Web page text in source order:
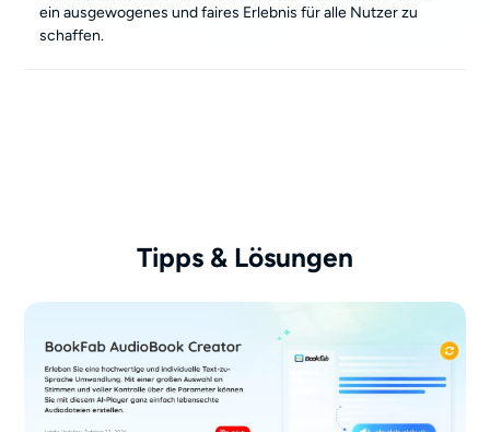
ein ausgewogenes und faires Erlebnis für alle Nutzer zu
schaffen.
Tipps & Lösungen